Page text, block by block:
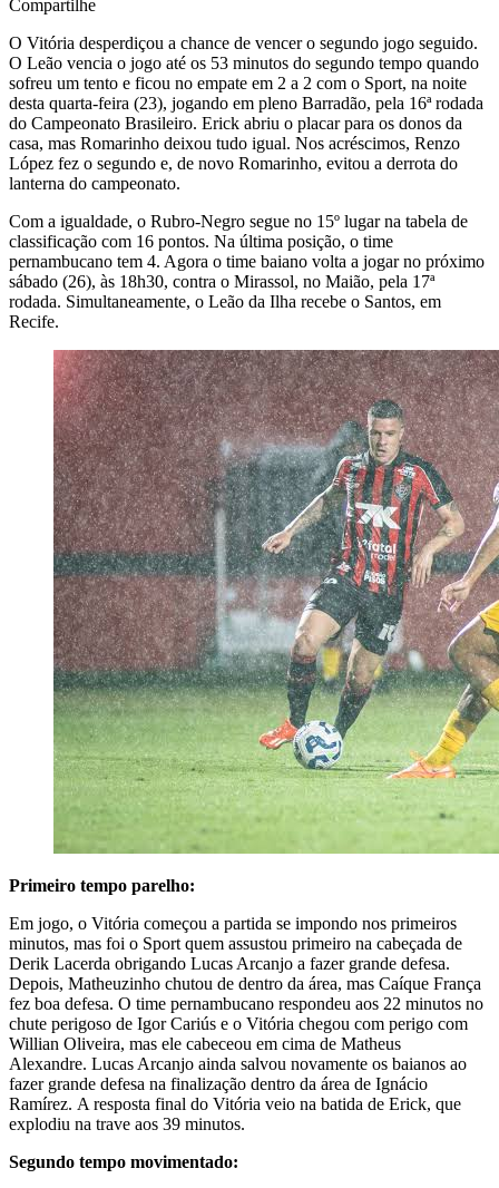
Compartilhe
O Vitória desperdiçou a chance de vencer o segundo jogo seguido.
O Leão vencia o jogo até os 53 minutos do segundo tempo quando
sofreu um tento e ficou no empate em 2 a 2 com o Sport, na noite
desta quarta-feira (23), jogando em pleno Barradão, pela 16ª rodada
do Campeonato Brasileiro. Erick abriu o placar para os donos da
casa, mas Romarinho deixou tudo igual. Nos acréscimos, Renzo
López fez o segundo e, de novo Romarinho, evitou a derrota do
lanterna do campeonato.
Com a igualdade, o Rubro-Negro segue no 15º lugar na tabela de
classificação com 16 pontos. Na última posição, o time
pernambucano tem 4. Agora o time baiano volta a jogar no próximo
sábado (26), às 18h30, contra o Mirassol, no Maião, pela 17ª
rodada. Simultaneamente, o Leão da Ilha recebe o Santos, em
Recife.
Primeiro tempo parelho:
Em jogo, o Vitória começou a partida se impondo nos primeiros
minutos, mas foi o Sport quem assustou primeiro na cabeçada de
Derik Lacerda obrigando Lucas Arcanjo a fazer grande defesa.
Depois, Matheuzinho chutou de dentro da área, mas Caíque França
fez boa defesa. O time pernambucano respondeu aos 22 minutos no
chute perigoso de Igor Cariús e o Vitória chegou com perigo com
Willian Oliveira, mas ele cabeceou em cima de Matheus
Alexandre. Lucas Arcanjo ainda salvou novamente os baianos ao
fazer grande defesa na finalização dentro da área de Ignácio
Ramírez. A resposta final do Vitória veio na batida de Erick, que
explodiu na trave aos 39 minutos.
Segundo tempo movimentado: